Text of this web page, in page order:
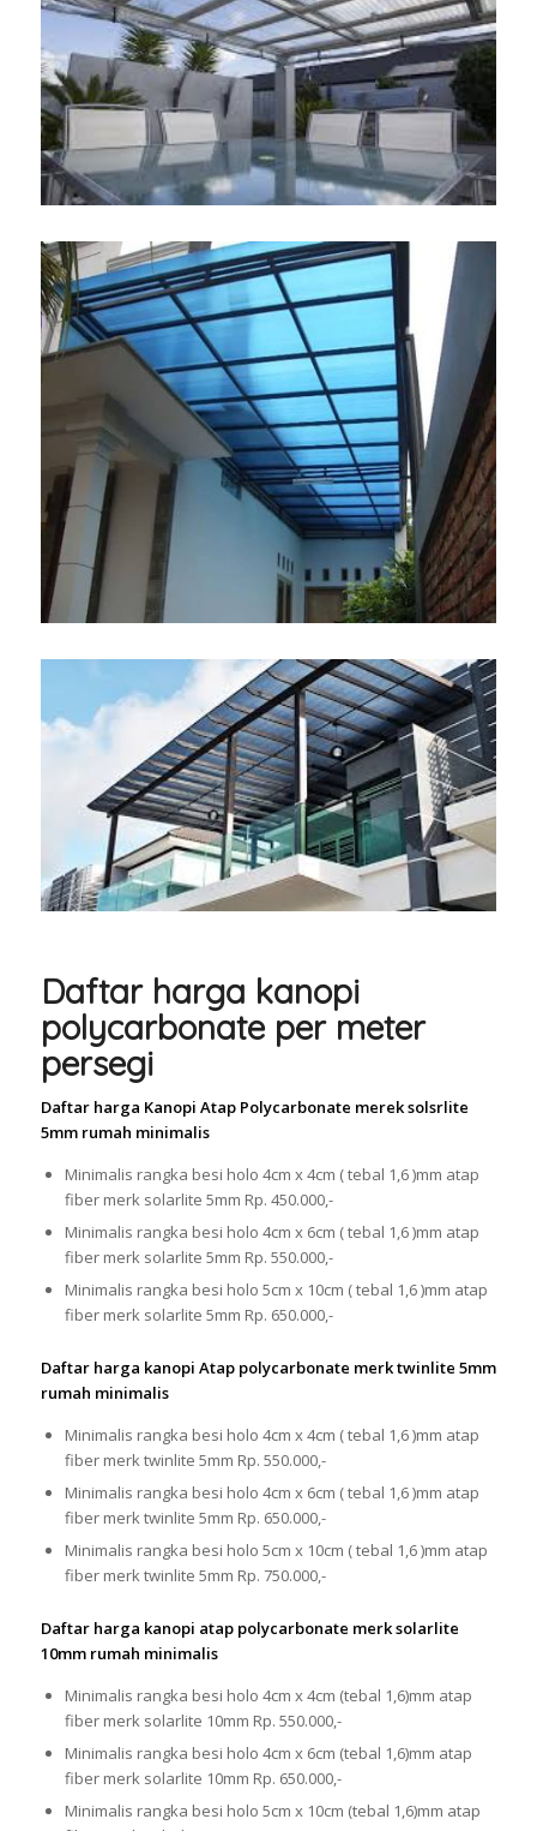
Daftar harga kanopi
polycarbonate per meter
persegi
Daftar harga Kanopi Atap Polycarbonate merek solsrlite
5mm rumah minimalis
Minimalis rangka besi holo 4cm x 4cm ( tebal 1,6 )mm atap
fiber merk solarlite 5mm Rp. 450.000,-
Minimalis rangka besi holo 4cm x 6cm ( tebal 1,6 )mm atap
fiber merk solarlite 5mm Rp. 550.000,-
Minimalis rangka besi holo 5cm x 10cm ( tebal 1,6 )mm atap
fiber merk solarlite 5mm Rp. 650.000,-
Daftar harga kanopi Atap polycarbonate merk twinlite 5mm
rumah minimalis
Minimalis rangka besi holo 4cm x 4cm ( tebal 1,6 )mm atap
fiber merk twinlite 5mm Rp. 550.000,-
Minimalis rangka besi holo 4cm x 6cm ( tebal 1,6 )mm atap
fiber merk twinlite 5mm Rp. 650.000,-
Minimalis rangka besi holo 5cm x 10cm ( tebal 1,6 )mm atap
fiber merk twinlite 5mm Rp. 750.000,-
Daftar harga kanopi atap polycarbonate merk solarlite
10mm rumah minimalis
Minimalis rangka besi holo 4cm x 4cm (tebal 1,6)mm atap
fiber merk solarlite 10mm Rp. 550.000,-
Minimalis rangka besi holo 4cm x 6cm (tebal 1,6)mm atap
fiber merk solarlite 10mm Rp. 650.000,-
Minimalis rangka besi holo 5cm x 10cm (tebal 1,6)mm atap